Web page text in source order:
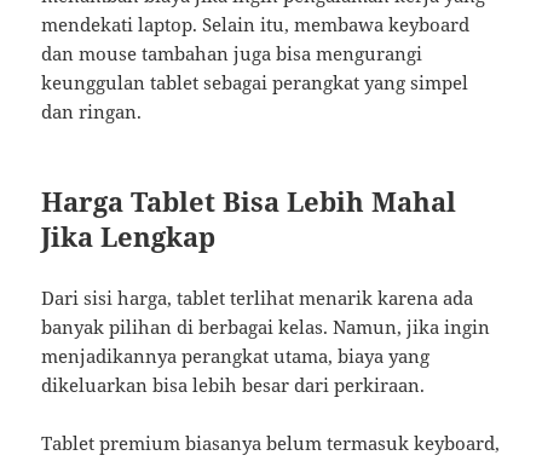
mendekati laptop. Selain itu, membawa keyboard
dan mouse tambahan juga bisa mengurangi
keunggulan tablet sebagai perangkat yang simpel
dan ringan.
Harga Tablet Bisa Lebih Mahal
Jika Lengkap
Dari sisi harga, tablet terlihat menarik karena ada
banyak pilihan di berbagai kelas. Namun, jika ingin
menjadikannya perangkat utama, biaya yang
dikeluarkan bisa lebih besar dari perkiraan.
Tablet premium biasanya belum termasuk keyboard,